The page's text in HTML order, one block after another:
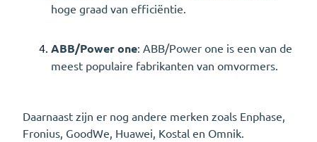
hoge graad van efficiëntie.
ABB/Power one: ABB/Power one is een van de
meest populaire fabrikanten van omvormers.
Daarnaast zijn er nog andere merken zoals Enphase,
Fronius, GoodWe, Huawei, Kostal en Omnik.